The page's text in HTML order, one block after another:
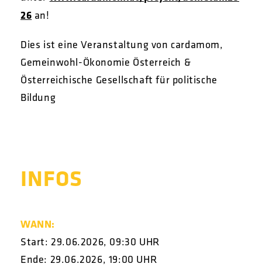
26 an!
Dies ist eine Veranstaltung von cardamom,
Gemeinwohl-Ökonomie Österreich &
Österreichische Gesellschaft für politische
Bildung
INFOS
WANN:
Start: 29.06.2026, 09:30 UHR
Ende: 29.06.2026, 19:00 UHR